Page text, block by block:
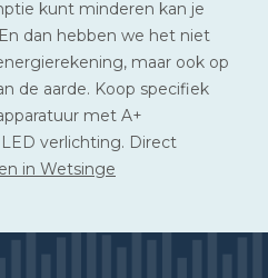
kunt minderen kan je
dan hebben we het niet
maar ook op
de aarde. Koop specifiek
met A+
verlichting. Direct
in Wetsinge